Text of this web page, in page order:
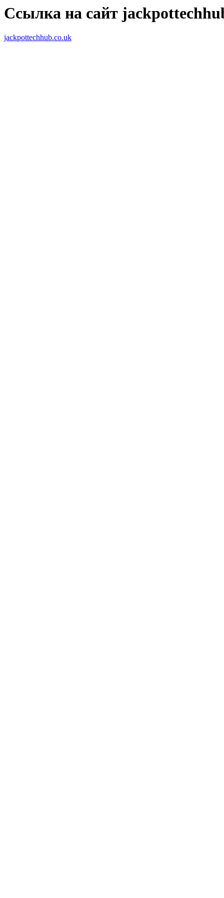
Ссылка на сайт
jackpottechhub.co.uk